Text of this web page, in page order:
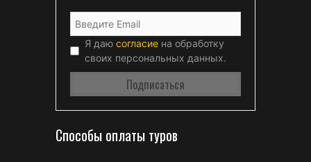
Я даю согласие на обработку
своих персональных данных.
Способы оплаты туров